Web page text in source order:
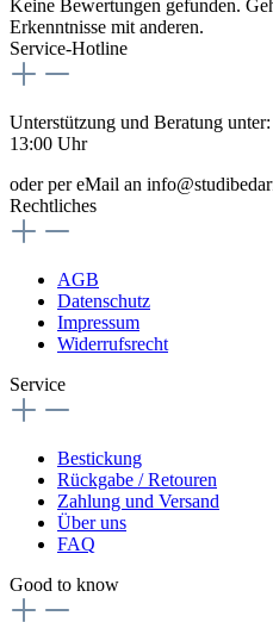
Keine Bewertungen gefunden.
Erkenntnisse mit anderen.
Service-Hotline
Unterstützung und Beratung unter:
13:00 Uhr
oder per eMail an
Rechtliches
AGB
Datenschutz
Impressum
Widerrufsrecht
Service
Bestickung
Rückgabe / Retouren
Zahlung und Versand
Über uns
FAQ
Good to know